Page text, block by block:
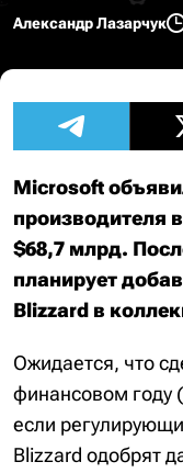
Александр Лазарчук
Microsoft
производителя
$68,7 млрд.
планирует
Blizzard в
Ожидается, что
финансовом году
если
Blizzard одобрят